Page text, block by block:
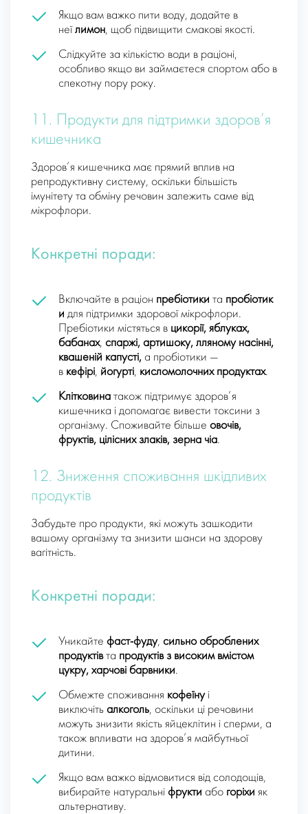
Якщо вам важко пити воду, додайте в
неїлимон, щоб підвищити смакові якості.
Слідкуйте за кількістю води в раціоні,
особливо якщо ви займаєтеся спортом або в
спекотну пору року.
11. Продукти для підтримки здоров’я
кишечника
Здоров’я кишечника має прямий вплив на
репродуктивну систему, оскільки більшість
імунітету та обміну речовин залежить саме від
мікрофлори.
Конкретні поради:
Включайте в раціон пребіотики та пробіотик
и для підтримки здорової мікрофлори.
Пребіотики містяться в цикорії, яблуках,
бабанах, спаржі, артишоку, лляному насінні,
квашеній капусті, а пробіотики —
в кефірі, йогурті, кисломолочних продуктах.
Клітковина також підтримує здоров’я
кишечника і допомагає вивести токсини з
організму. Споживайте більше овочів,
фруктів, цілісних злаків, зерна чіа.
12. Зниження споживання шкідливих
продуктів
Забудьте про продукти, які можуть зашкодити
вашому організму та знизити шанси на здорову
вагітність.
Конкретні поради:
Уникайте фаст-фуду, сильно оброблених
продуктівта продуктів з високим вмістом
цукру, харчові барвники.
Обмежте споживання кофеїнуі
виключіть алкоголь, оскільки ці речовини
можуть знизити якість яйцеклітин і сперми, а
також впливати на здоров’я майбутньої
дитини.
Якщо вам важко відмовитися від солодощів,
вибирайте натуральні фрукти або горіхи як
альтернативу.